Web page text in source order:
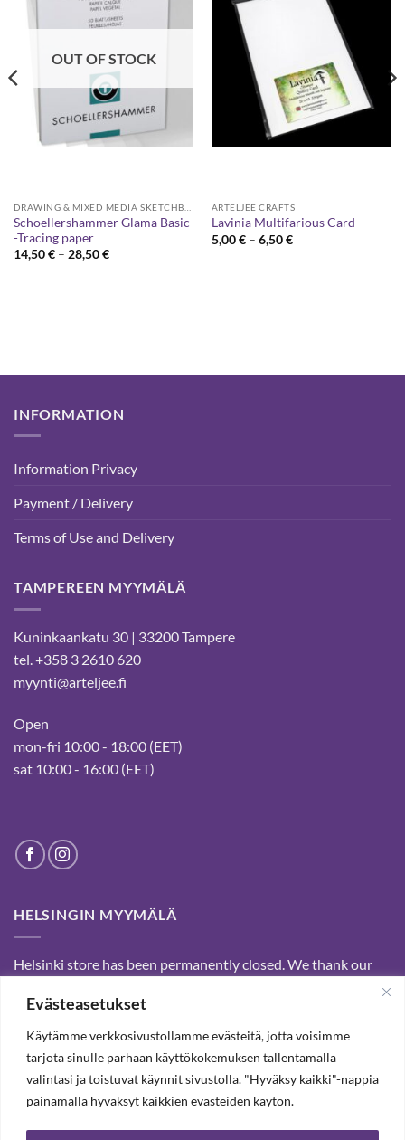
Evästeasetukset
Käytämme verkkosivustollamme evästeitä, jotta voisimme
tarjota sinulle parhaan käyttökokemuksen tallentamalla
valintasi ja toistuvat käynnit sivustolla. "Hyväksy kaikki"-nappia
painamalla hyväksyt kaikkien evästeiden käytön.
OUT OF STOCK
Schoellershammer Glama Basic
-Tracing paper
14,50€ – 28,50€Price
ARTELJEE CRAFTS
Lavinia Multifarious Card
5,00€ – 6,50€Price
INFORMATION
Information Privacy
Payment / Delivery
Terms of Use and Delivery
TAMPEREEN MYYMÄLÄ
Kuninkaankatu 30 | 33200 Tampere
tel. +358 3 2610 620
myynti@arteljee.fi
Open
mon-fri 10:00 - 18:00 (EET)
sat 10:00 - 16:00 (EET)
HELSINGIN MYYMÄLÄ
Helsinki store has been permanently closed. We thank our
customers for passed years and welcome you to our Tampere
shop and webstore.
SUBSCRIBE OUR NEWSLETTER TO RECEIVE 20%
DISCOUNT.